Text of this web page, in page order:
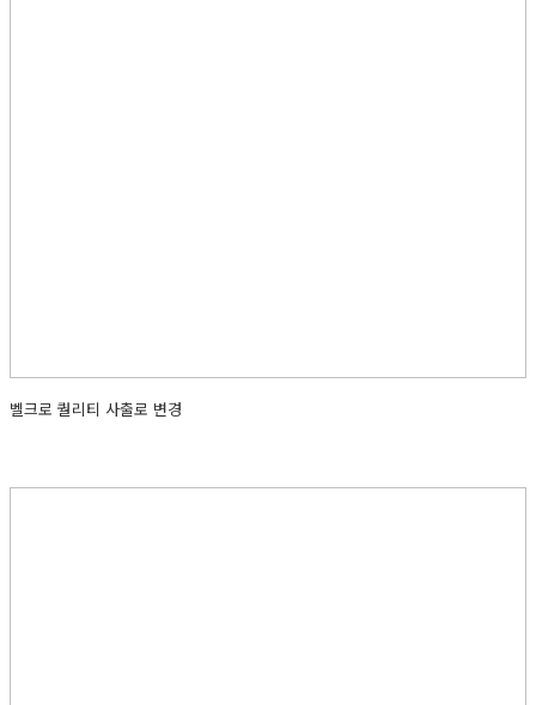
벨크로 퀄리티 사출로 변경